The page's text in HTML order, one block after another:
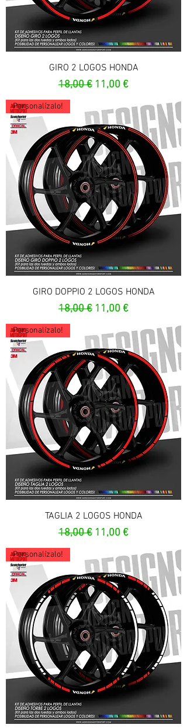
GIRO 2 LOGOS HONDA
Prezzo regolare
18,00 € Prezzo scontato
11,00 €
Personalízalo!
GIRO DOPPIO 2 LOGOS HONDA
Prezzo regolare
18,00 € Prezzo scontato
11,00 €
Personalízalo!
TAGLIA 2 LOGOS HONDA
Prezzo regolare
18,00 € Prezzo scontato
11,00 €
Personalízalo!